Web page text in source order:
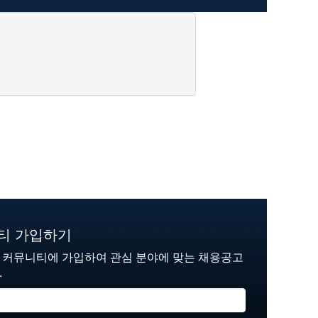
가입하기
뮤니티에 가입하여 관심 분야에 맞는 채용공고